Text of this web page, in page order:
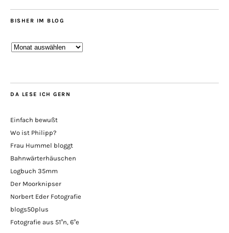
BISHER IM BLOG
Bisher
DA LESE ICH GERN
Einfach bewußt
Wo ist Philipp?
Frau Hummel bloggt
Bahnwärterhäuschen
Logbuch 35mm
Der Moorknipser
Norbert Eder Fotografie
blogs50plus
Fotografie aus 51°n, 6°e